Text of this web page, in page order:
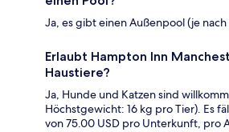
Ja, es gibt einen Außenpool (je
Erlaubt Hampton Inn
Haustiere?
Ja, Hunde und Katzen sind
Höchstgewicht: 16 kg pro Tier). Es
von 75.00 USD pro Unterkunft, pro